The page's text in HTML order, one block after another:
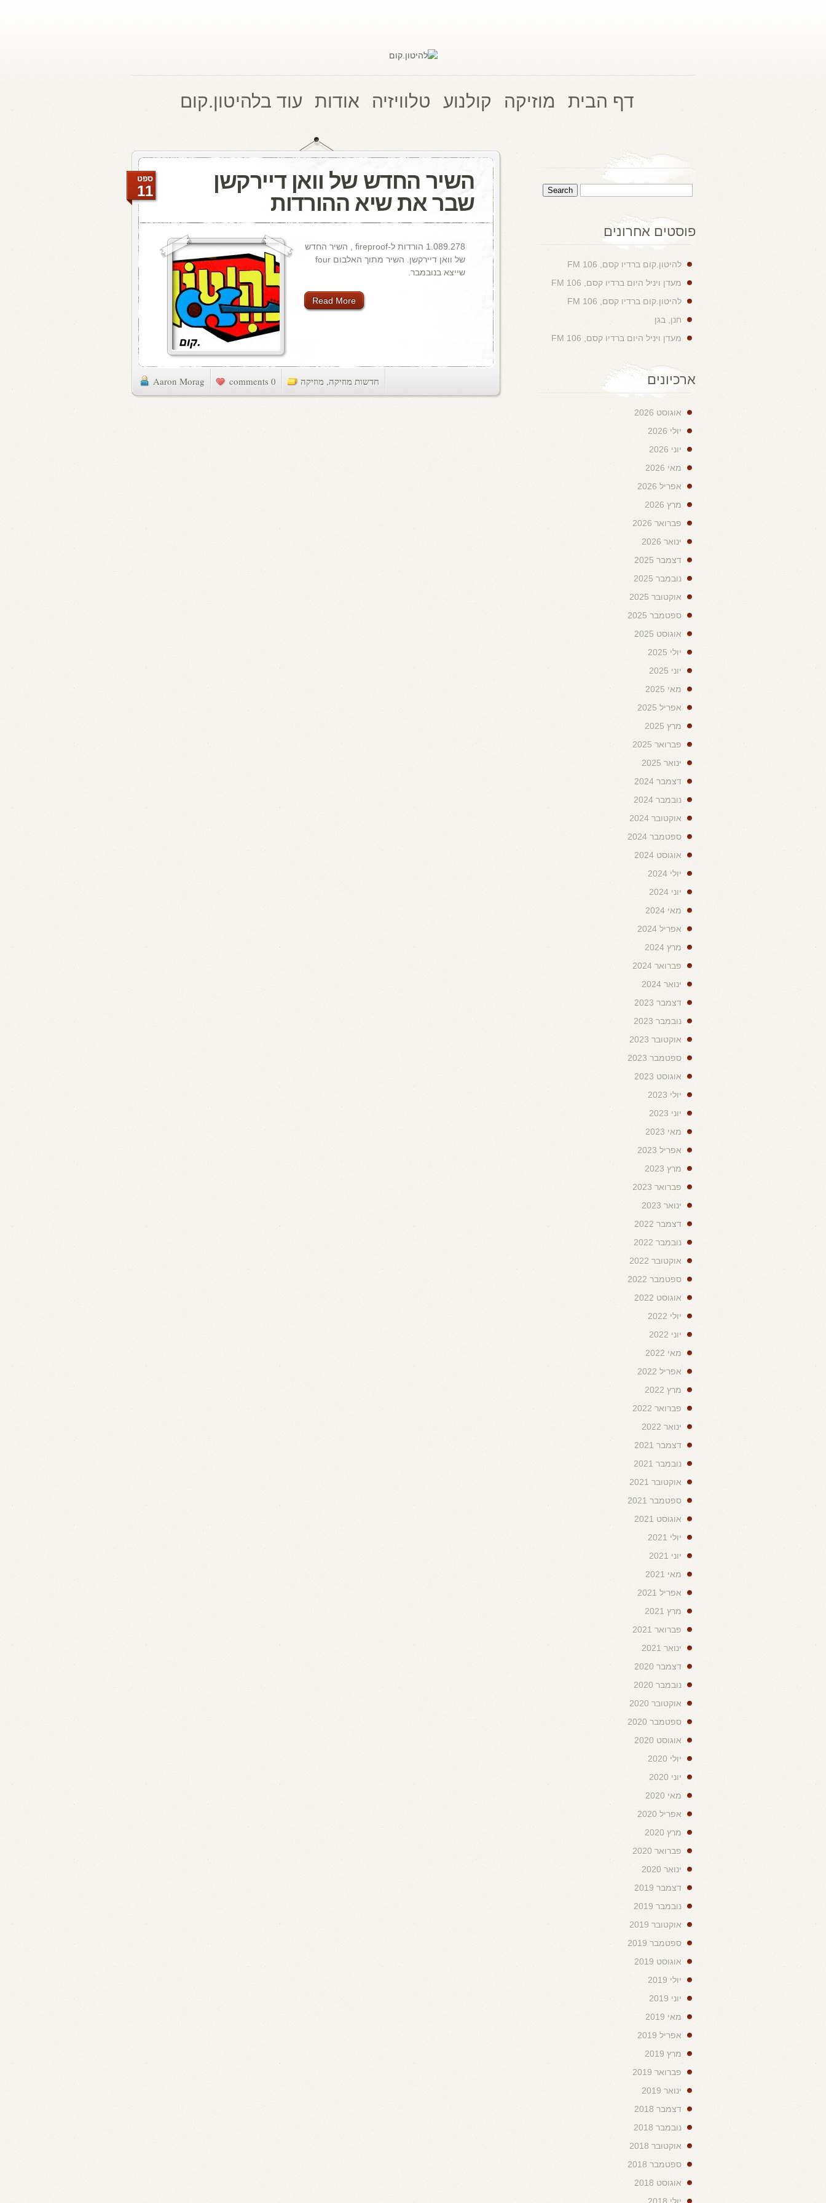
דף הבית מוזיקה קולנוע טלוויזיה אודות עוד בלהיטון.קום
השיר החדש של וואן דיירקשן
שבר את שיא ההורדות
ספט
11
1.089.278 הורדות ל-fireproof , השיר החדש
של וואן דיירקשן. השיר מתוך האלבום four
שייצא בנובמבר.
Read More
Aaron Morag 0 comments חדשות מוזיקה, מוזיקה
פוסטים אחרונים
להיטון.קום ברדיו קסם, 106 FM
מעדן ויניל היום ברדיו קסם, 106 FM
להיטון.קום ברדיו קסם, 106 FM
חנן, בגן
מעדן ויניל היום ברדיו קסם, 106 FM
ארכיונים
אוגוסט 2026
יולי 2026
יוני 2026
מאי 2026
אפריל 2026
מרץ 2026
פברואר 2026
ינואר 2026
דצמבר 2025
נובמבר 2025
אוקטובר 2025
ספטמבר 2025
אוגוסט 2025
יולי 2025
יוני 2025
מאי 2025
אפריל 2025
מרץ 2025
פברואר 2025
ינואר 2025
דצמבר 2024
נובמבר 2024
אוקטובר 2024
ספטמבר 2024
אוגוסט 2024
יולי 2024
יוני 2024
מאי 2024
אפריל 2024
מרץ 2024
פברואר 2024
ינואר 2024
דצמבר 2023
נובמבר 2023
אוקטובר 2023
ספטמבר 2023
אוגוסט 2023
יולי 2023
יוני 2023
מאי 2023
אפריל 2023
מרץ 2023
פברואר 2023
ינואר 2023
דצמבר 2022
נובמבר 2022
אוקטובר 2022
ספטמבר 2022
אוגוסט 2022
יולי 2022
יוני 2022
מאי 2022
אפריל 2022
מרץ 2022
פברואר 2022
ינואר 2022
דצמבר 2021
נובמבר 2021
אוקטובר 2021
ספטמבר 2021
אוגוסט 2021
יולי 2021
יוני 2021
מאי 2021
אפריל 2021
מרץ 2021
פברואר 2021
ינואר 2021
דצמבר 2020
נובמבר 2020
אוקטובר 2020
ספטמבר 2020
אוגוסט 2020
יולי 2020
יוני 2020
מאי 2020
אפריל 2020
מרץ 2020
פברואר 2020
ינואר 2020
דצמבר 2019
נובמבר 2019
אוקטובר 2019
ספטמבר 2019
אוגוסט 2019
יולי 2019
יוני 2019
מאי 2019
אפריל 2019
מרץ 2019
פברואר 2019
ינואר 2019
דצמבר 2018
נובמבר 2018
אוקטובר 2018
ספטמבר 2018
אוגוסט 2018